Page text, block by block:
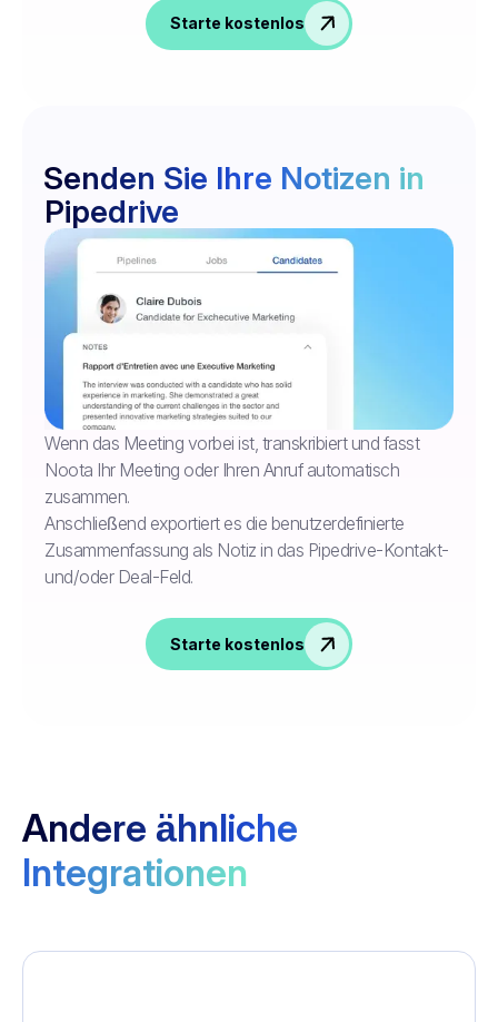
Starte kostenlos
Senden Sie Ihre Notizen in
Pipedrive
Wenn das Meeting vorbei ist, transkribiert und fasst
Noota Ihr Meeting oder Ihren Anruf automatisch
zusammen.
Anschließend exportiert es die benutzerdefinierte
Zusammenfassung als Notiz in das Pipedrive-Kontakt-
und/oder Deal-Feld.
Starte kostenlos
Andere ähnliche
Integrationen